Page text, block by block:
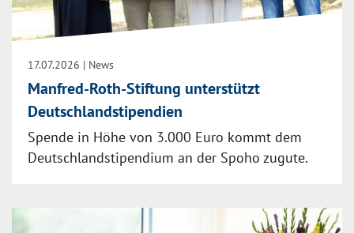
17.07.2026 | News
Manfred-Roth-Stiftung unterstützt
Deutschlandstipendien
Spende in Höhe von 3.000 Euro kommt dem
Deutschlandstipendium an der Spoho zugute.